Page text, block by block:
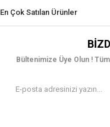
En Çok Satılan Ürünler
Bültenimize Üye Olun !